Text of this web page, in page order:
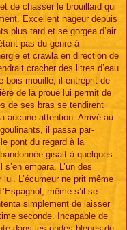
de chasser le brouillard qui
Excellent nageur depuis
plus tard et se gorgea d’air.
pas du genre à
et crawla en direction de
cracher des litres d’eau
bois mouillé, il entreprit de
de la proue lui permit de
de ses bras se tendirent
aucune attention. Arrivé au
il passa par-
pont du regard à la
gisait à quelques
empara. L’un des
L’écumeur ne prit même
même s’il se
simplement de laisser
seconde. Incapable de